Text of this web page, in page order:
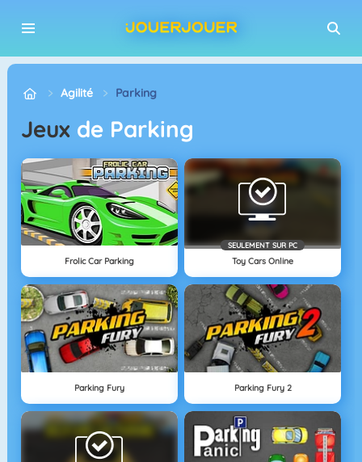
Agilité Parking
Jeux de Parking
Frolic Car Parking
SEULEMENT SUR PC
Toy Cars Online
Parking Fury Parking Fury 2